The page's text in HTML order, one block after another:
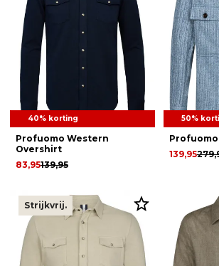
40% korting
Profuomo Western
Overshirt
139,95
83,95
50%
139,95
Strijkvrij.